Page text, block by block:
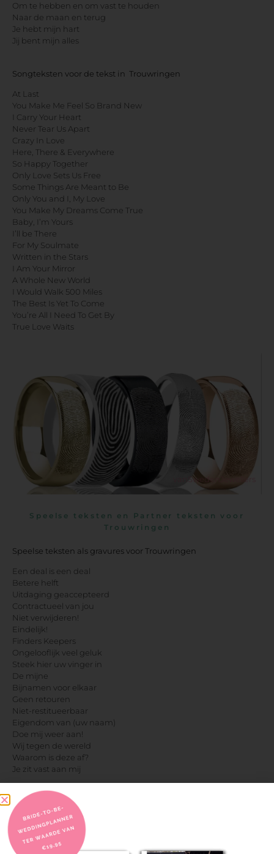
Om te hebben en om vast te houden
Naar de maan en terug
Je hebt mijn hart
Jij bent mijn alles
Songteksten voor de tekst in Trouwringen
At Last
You Make Me Feel So Brand New
I Carry Your Heart
Never Tear Us Apart
Crazy In Love
Here, There & Everywhere
So Happy Together
Only Love Sets Us Free
Some Things Are Meant to Be
Only You and I, My Love
You Make My Dreams Come True
Baby, I’m Yours
I’ll be There
For My Soulmate
Written in the Stars
I Am Your Mirror
A Whole New World
I Would Walk 500 Miles
The Best Is Yet To Come
You’re All I Need To Get By
True Love Waits
vanSwedenJewellers
Speelse teksten en Partner teksten voor
Trouwringen
Speelse teksten als gravures voor Trouwringen
Een deal is een deal
Betere helft
Uitdaging geaccepteerd
Contractueel van jou
Niet verwijderen!
Eindelijk!
Finders Keepers
Ongelooflijk veel geluk
Steek hier uw vinger in
De mijne
Bijnamen voor elkaar
Geen retouren
Niet-restitueerbaar
Eigendom van (uw naam)
Doe mij weer aan!
Wij tegen de wereld
Waarom is deze af?
Je zit vast aan mij
Partner teksten en symbolen voor trouwringen
Om te hebben / Om vast te houden
Kleine lepel/grote lepel
Liefde is geduldig / Liefde is vriendelijk